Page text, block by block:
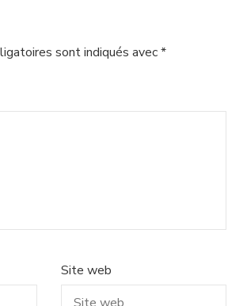
sont indiqués avec*
Site web